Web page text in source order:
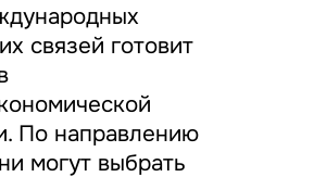
связей готовит
По направлению
могут выбрать